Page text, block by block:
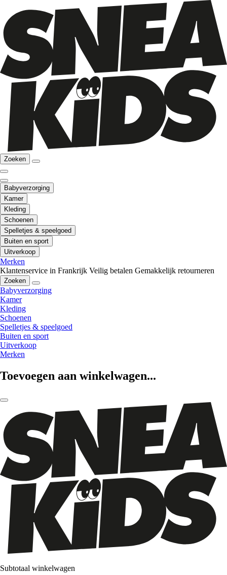
Zoeken
Babyverzorging
Kamer
Kleding
Schoenen
Spelletjes & speelgoed
Buiten en sport
Uitverkoop
Merken
Klantenservice in Frankrijk Veilig betalen Gemakkelijk retourneren
Zoeken
Babyverzorging
Kamer
Kleding
Schoenen
Spelletjes & speelgoed
Buiten en sport
Uitverkoop
Merken
Toevoegen aan winkelwagen...
Subtotaal winkelwagen